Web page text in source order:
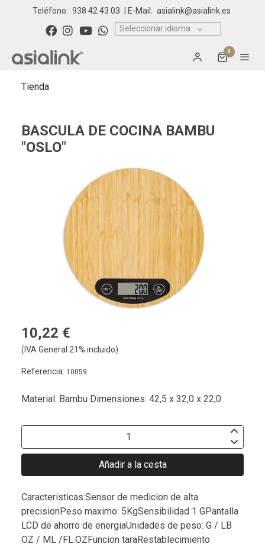
Teléfono: 938 42 43 03 | E-Mail: asialink@asialink.es
Seleccionar idioma
0
Tienda
BASCULA DE COCINA BAMBU
"OSLO"
10,22 €
(IVA General 21% incluido)
Referencia: 10059
Material: Bambu Dimensiones: 42,5 x 32,0 x 22,0
Añadir a la cesta
Caracteristicas:Sensor de medicion de alta
precisionPeso maximo: 5KgSensibilidad 1 GPantalla
LCD de ahorro de energiaUnidades de peso: G / LB
OZ / ML /FL.OZFuncion taraRestablecimiento